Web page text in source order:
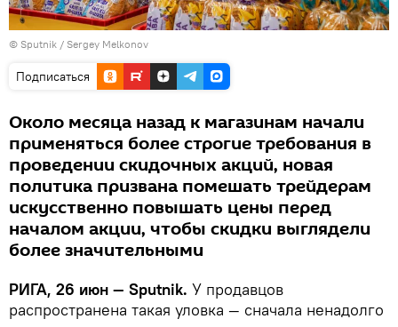
© Sputnik / Sergey Melkonov
Подписаться
Около месяца назад к магазинам начали
применяться более строгие требования в
проведении скидочных акций, новая
политика призвана помешать трейдерам
искусственно повышать цены перед
началом акции, чтобы скидки выглядели
более значительными
РИГА, 26 июн — Sputnik. У продавцов
распространена такая уловка — сначала ненадолго